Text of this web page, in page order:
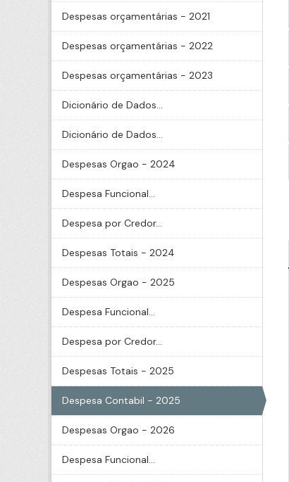
Despesas orçamentárias - 2021
Despesas orçamentárias - 2022
Despesas orçamentárias - 2023
Dicionário de Dados...
Dicionário de Dados...
Despesas Orgao - 2024
Despesa Funcional...
Despesa por Credor...
Despesas Totais - 2024
Despesas Orgao - 2025
Despesa Funcional...
Despesa por Credor...
Despesas Totais - 2025
Despesa Contabil - 2025
Despesas Orgao - 2026
Despesa Funcional...